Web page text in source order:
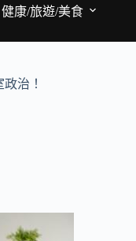
健康/旅遊/美食
治！